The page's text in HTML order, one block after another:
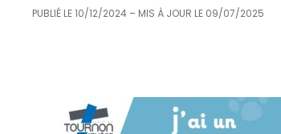
PUBLIÉ LE10/12/2024 – MIS À JOUR LE 09/07/2025